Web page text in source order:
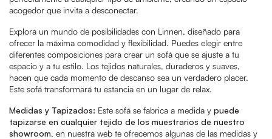
acogedor que invita a desconectar.
Explora un mundo de posibilidades con Linnen, diseñado para
ofrecer la máxima comodidad y flexibilidad. Puedes elegir entre
diferentes composiciones para crear un sofá que se ajuste a tu
espacio y a tu estilo. Los tejidos naturales, duraderos y suaves,
hacen que cada momento de descanso sea un verdadero placer.
Este sofá transformará tu estancia en un lugar de relax.
Medidas y Tapizados: Este sofá se fabrica a medida y puede
tapizarse en cualquier tejido de los muestrarios de nuestro
showroom, en nuestra web te ofrecemos algunas de las medidas y